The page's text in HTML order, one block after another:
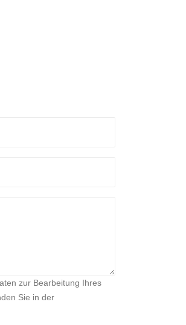
zur Bearbeitung Ihres
Sie in der